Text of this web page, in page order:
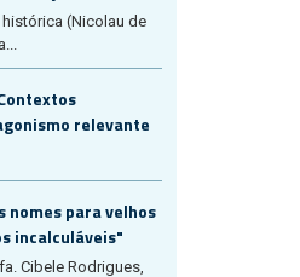
(Nicolau de
relevante
nomes para velhos
incalculáveis"
Cibele Rodrigues,